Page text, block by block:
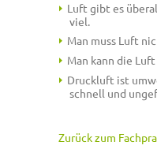
Luft gibt es
viel.
Man muss Luft
Man kann die
Druckluft ist
schnell und
Zurück zum